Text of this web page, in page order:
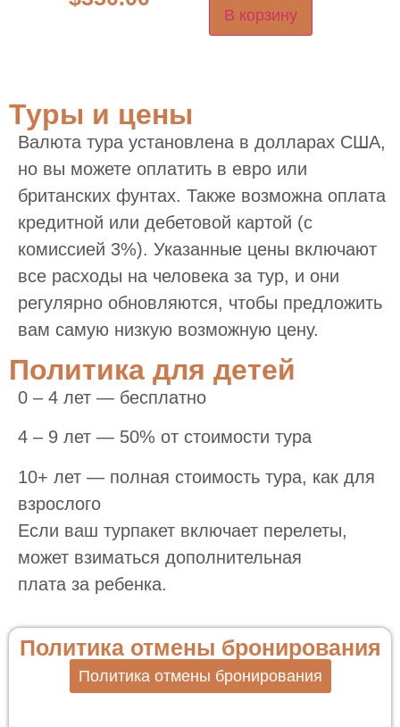
В корзину
Туры и цены
Валюта тура установлена в долларах США,
но вы можете оплатить в евро или
британских фунтах. Также возможна оплата
кредитной или дебетовой картой (с
комиссией 3%). Указанные цены включают
все расходы на человека за тур, и они
регулярно обновляются, чтобы предложить
вам самую низкую возможную цену.
Политика для детей
0 – 4 лет — бесплатно
4 – 9 лет — 50% от стоимости тура
10+ лет — полная стоимость тура, как для
взрослого
Если ваш турпакет включает перелеты,
может взиматься дополнительная
плата за ребенка.
Политика отмены бронирования
Политика отмены бронирования